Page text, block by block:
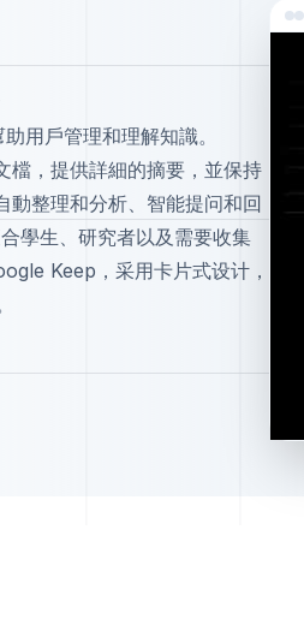
用戶管理和理解知識。
，提供詳細的摘要，並保持
整理和分析、智能提问和回
學生、研究者以及需要收集
Keep，采用卡片式设计，